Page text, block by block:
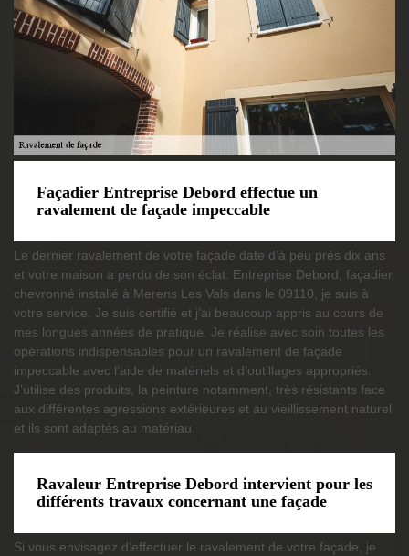
Façadier Entreprise Debord effectue un
ravalement de façade impeccable
Le dernier ravalement de votre façade date d’à peu près dix ans
et votre maison a perdu de son éclat. Entreprise Debord, façadier
chevronné installé à Merens Les Vals dans le 09110, je suis à
votre service. Je suis certifié et j’ai beaucoup appris au cours de
mes longues années de pratique. Je réalise avec soin toutes les
opérations indispensables pour un ravalement de façade
impeccable avec l’aide de matériels et d’outillages appropriés.
J’utilise des produits, la peinture notamment, très résistants face
aux différentes agressions extérieures et au vieillissement naturel
et ils sont adaptés au matériau.
Ravaleur Entreprise Debord intervient pour les
différents travaux concernant une façade
Si vous envisagez d’effectuer le ravalement de votre façade, je